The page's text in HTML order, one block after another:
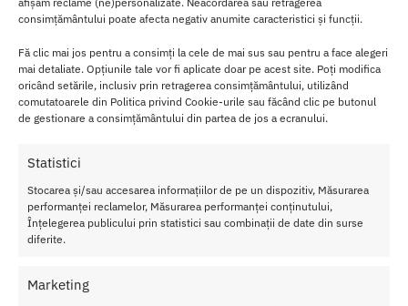
consimțământului poate afecta negativ anumite caracteristici și funcții.
Fă clic mai jos pentru a consimți la cele de mai sus sau pentru a face alegeri
mai detaliate. Opțiunile tale vor fi aplicate doar pe acest site. Poți modifica
oricând setările, inclusiv prin retragerea consimțământului, utilizând
comutatoarele din Politica privind Cookie-urile sau făcând clic pe butonul
de gestionare a consimțământului din partea de jos a ecranului.
Statistici
Stocarea și/sau accesarea informațiilor de pe un dispozitiv, Măsurarea
performanței reclamelor, Măsurarea performanței conținutului,
Înțelegerea publicului prin statistici sau combinații de date din surse
diferite.
Marketing
Atmosfera se incinge imediat, iar stresul si grijile vor disparea din
de clipele magice.
Utilizare recomandata
-Aplicati gel in zona intima, rulati colierul pe penis
Pentru femei– Aplicati gel pe clitoris si labii, intindeti colierul,
asezati-l pe vulva si mutati-l in sus si in jos.
Caract
:Pentr